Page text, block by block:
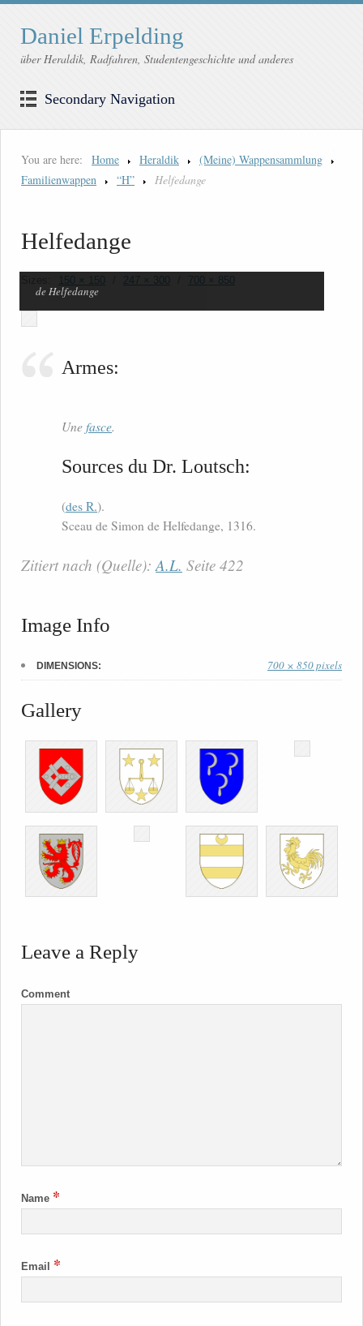
Daniel Erpelding
über Heraldik, Radfahren, Studentengeschichte und anderes
Secondary Navigation
You are here: Home Heraldik
(Meine) Wappensammlung
Familienwappen
“H” Helfedange
Helfedange
150 × 150 247 × 300 700 × 850
de Helfedange
Armes:
Unefasce.
Sources du Dr. Loutsch:
(des R.).
Sceau de Simon de Helfedange, 1316.
Zitiert nach (Quelle):A.L. Seite 422
Image Info
DIMENSIONS: 700 × 850 pixels
Gallery
Leave a Reply
Comment
Name *
Email *